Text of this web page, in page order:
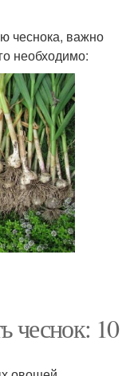
чеснока, важно
необходимо:
чеснок: 10